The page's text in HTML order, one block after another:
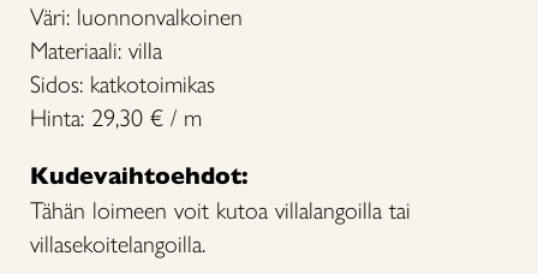
Väri: luonnonvalkoinen
Materiaali: villa
Sidos: katkotoimikas
Hinta: 29,30 € / m
Kudevaihtoehdot:
Tähän loimeen voit kutoa villalangoilla tai
villasekoitelangoilla.